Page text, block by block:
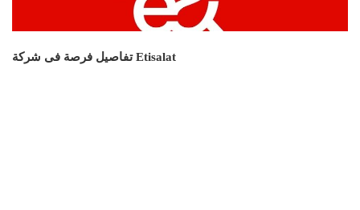
تفاصيل فرصة فى شركة Etisalat